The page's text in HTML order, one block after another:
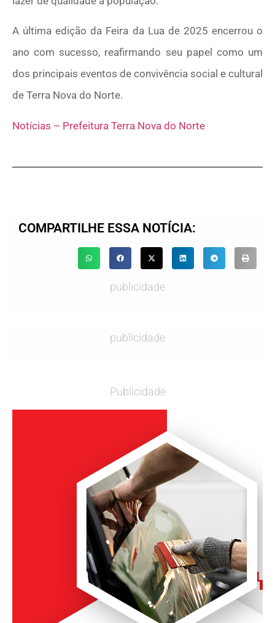
A última edição da Feira da Lua de 2025 encerrou o
ano com sucesso, reafirmando seu papel como um
dos principais eventos de convivência social e cultural
de Terra Nova do Norte.
Notícias – Prefeitura Terra Nova do Norte
COMPARTILHE ESSA NOTÍCIA:
publicidade
publicidade
Publicidade